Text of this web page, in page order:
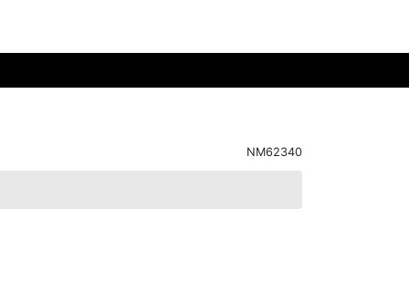
NM62340